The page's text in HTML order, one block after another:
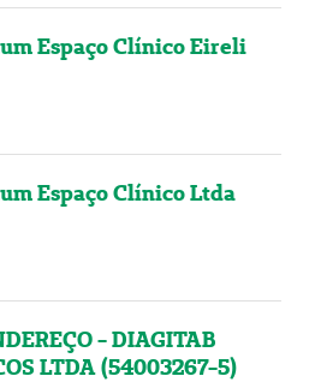
Espaço Clínico Eireli
Espaço Clínico Ltda
- DIAGITAB
LTDA (54003267-5)